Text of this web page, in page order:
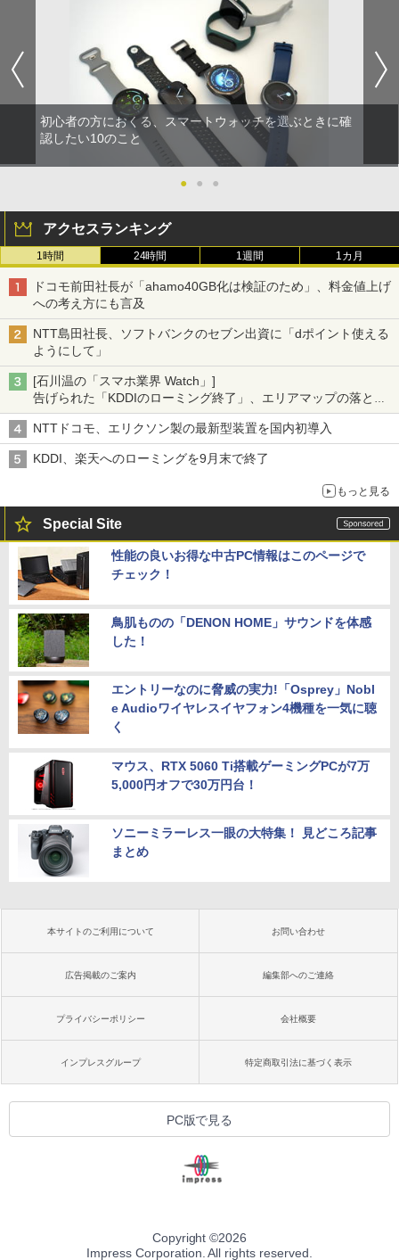
初心者の方におくる、スマートウォッチを選ぶときに確
認したい10のこと
● ● ●
アクセスランキング
1時間 24時間 1週間 1カ月
ドコモ前田社長が「ahamo40GB化は検証のため」、料金値上げ
への考え方にも言及
NTT島田社長、ソフトバンクのセブン出資に「dポイント使える
ようにして」
[石川温の「スマホ業界 Watch」]
告げられた「KDDIのローミング終了」、エリアマップの落とし
穴と楽天モバイルの課題
NTTドコモ、エリクソン製の最新型装置を国内初導入
KDDI、楽天へのローミングを9月末で終了
もっと見る
Special Site
性能の良いお得な中古PC情報はこのページで
チェック！
鳥肌ものの「DENON HOME」サウンドを体感
した！
エントリーなのに脅威の実力!「Osprey」Nobl
e Audioワイヤレスイヤフォン4機種を一気に聴
く
マウス、RTX 5060 Ti搭載ゲーミングPCが7万
5,000円オフで30万円台！
ソニーミラーレス一眼の大特集！ 見どころ記事
まとめ
本サイトのご利用について お問い合わせ
広告掲載のご案内 編集部へのご連絡
プライバシーポリシー 会社概要
インプレスグループ 特定商取引法に基づく表示
PC版で見る
Copyright ©2026
Impress Corporation. All rights reserved.